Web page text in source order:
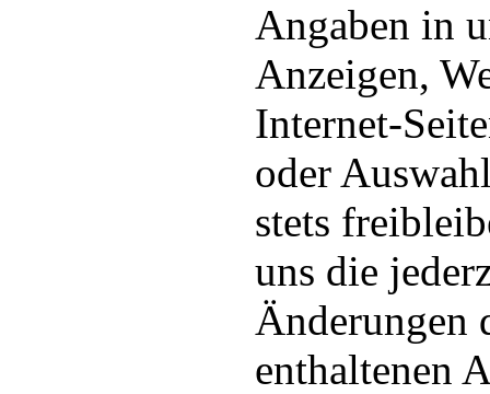
Angaben in
Anzeigen,
Internet-
oder
stets
uns die
Änderungen
enthaltenen